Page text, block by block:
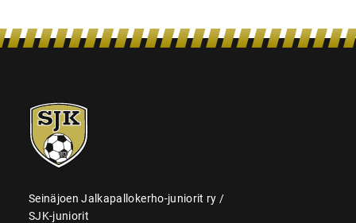
SJK-
juniorit
Seinäjoen Jalkapallokerho-juniorit ry /
SJK-juniorit